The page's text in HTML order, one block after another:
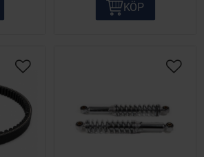
KÖP